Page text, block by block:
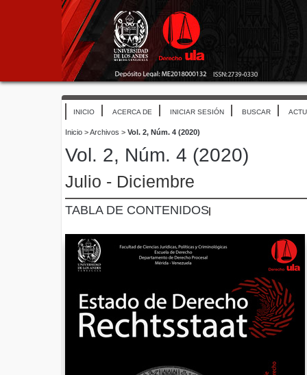
INICIO ACERCA DE INICIAR SESIÓN BUSCAR
Inicio >Archivos > Vol. 2, Núm. 4 (2020)
Vol. 2, Núm. 4 (2020)
Julio - Diciembre
TABLA DE CONTENIDOS